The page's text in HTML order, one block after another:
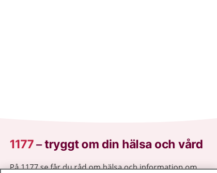
1177–tryggt om din hälsa och vård
På 1177.se får du råd om hälsa och information om